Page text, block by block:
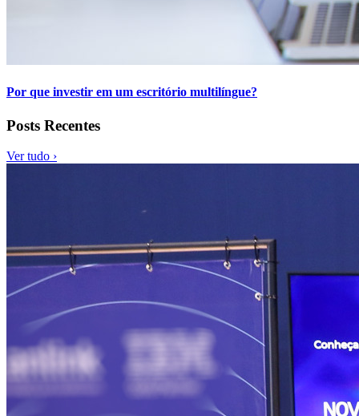
Por que investir em um escritório multilíngue?
Posts Recentes
Ver tudo ›